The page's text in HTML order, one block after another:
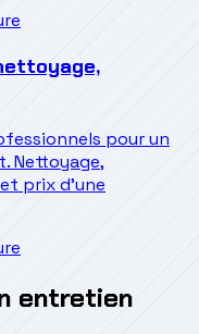
pour un
Nettoyage,
prix d'une
entretien